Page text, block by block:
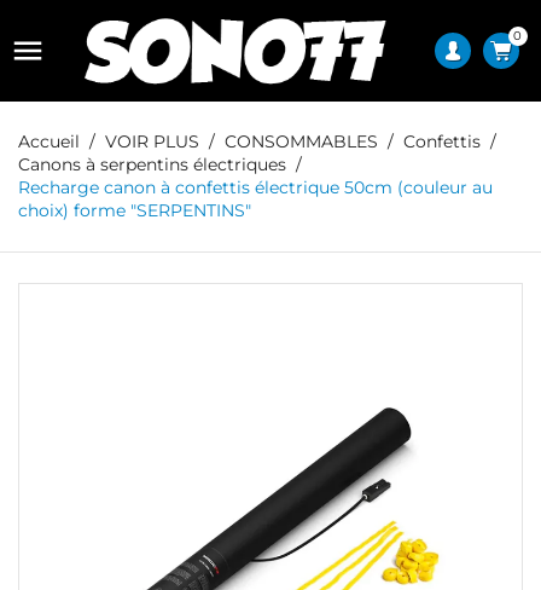
 0
Accueil VOIR PLUS CONSOMMABLES
Confettis
Canons à serpentins électriques
Recharge canon à confettis électrique 50cm (couleur au
choix) forme "SERPENTINS"